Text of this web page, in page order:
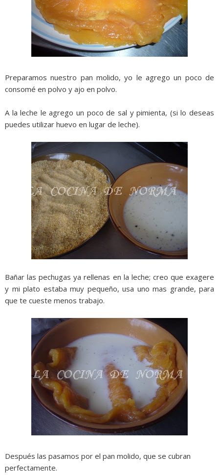
Preparamos nuestro pan molido, yo le agrego un poco de
consomé en polvo y ajo en polvo.
A la leche le agrego un poco de sal y pimienta, (si lo deseas
puedes utilizar huevo en lugar de leche).
Bañar las pechugas ya rellenas en la leche; creo que exagere
y mi plato estaba muy pequeño, usa uno mas grande, para
que te cueste menos trabajo.
Después las pasamos por el pan molido, que se cubran
perfectamente.